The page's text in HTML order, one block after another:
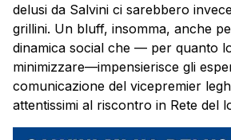
delusi da Salvini ci sarebbero
grillini. Un bluff, insomma, anche
dinamica social che — per quanto
minimizzare—impensierisce gli
comunicazione del vicepremier
attentissimi al riscontro in Rete del